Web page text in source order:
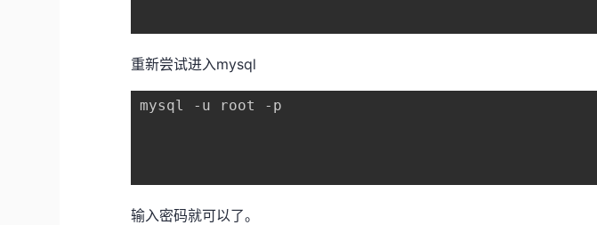
重新尝试进入mysql
mysql -u root -p
输入密码就可以了。